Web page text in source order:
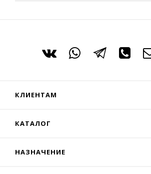
КЛИЕНТАМ
КАТАЛОГ
НАЗНАЧЕНИЕ